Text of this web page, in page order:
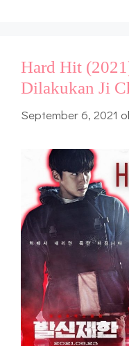
Hard Hit
Dilakukan Ji
September 6, 2021